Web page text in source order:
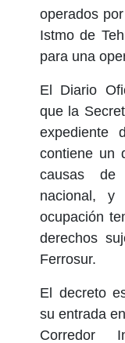
operados
Istmo de
para una
El Diario
que la
expediente
contiene un
causas de
nacional,
ocupación
derechos
Ferrosur.
El decreto
su entrada
Corredor